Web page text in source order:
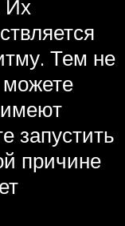
Их
Тем не
запустить
причине